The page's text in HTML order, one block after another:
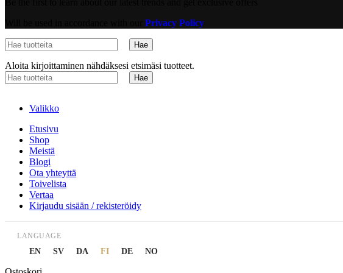
Privacy Policy
Hae
Aloita kirjoittaminen nähdäksesi etsimäsi tuotteet.
Hae
Valikko
Etusivu
Shop
Meistä
Blogi
Ota yhteyttä
Toivelista
Vertaa
Kirjaudu sisään / rekisteröidy
LANGUAGE
EN SV DA FI DE NO